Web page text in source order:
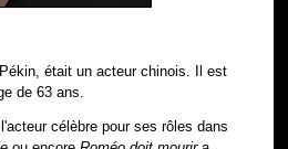
était un acteur chinois. Il est
de 63 ans.
célèbre pour ses rôles dans